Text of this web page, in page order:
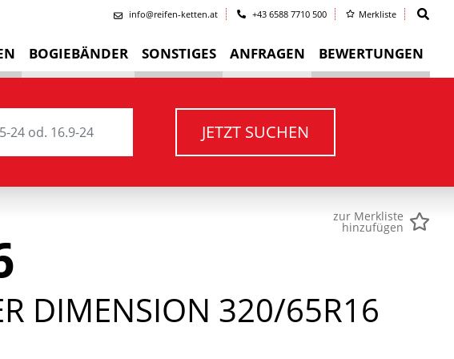
info@reifen-ketten.at +43 6588 7710 500 Merkliste
BOGIEBÄNDER SONSTIGES ANFRAGEN BEWERTUNGEN
JETZT SUCHEN
zur Merkliste
hinzufügen
DIMENSION 320/65R16